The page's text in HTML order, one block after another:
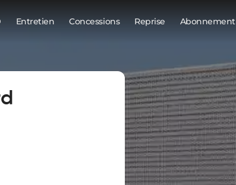
Entretien Concessions Reprise Abonnement